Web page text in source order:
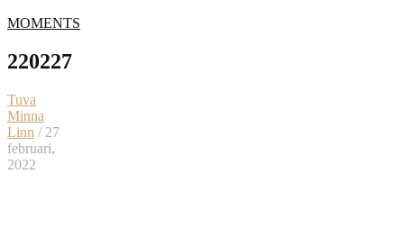
MOMENTS
220227
Tuva
Minna
Linn / 27
februari,
2022